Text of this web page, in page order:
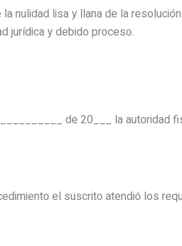
nulidad lisa y llana de la
jurídica y debido proceso.
de 20___ la autoridad
el suscrito atendió los